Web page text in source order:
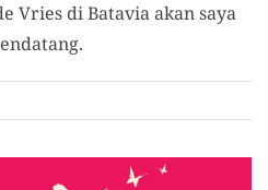
Vries di Batavia akan saya